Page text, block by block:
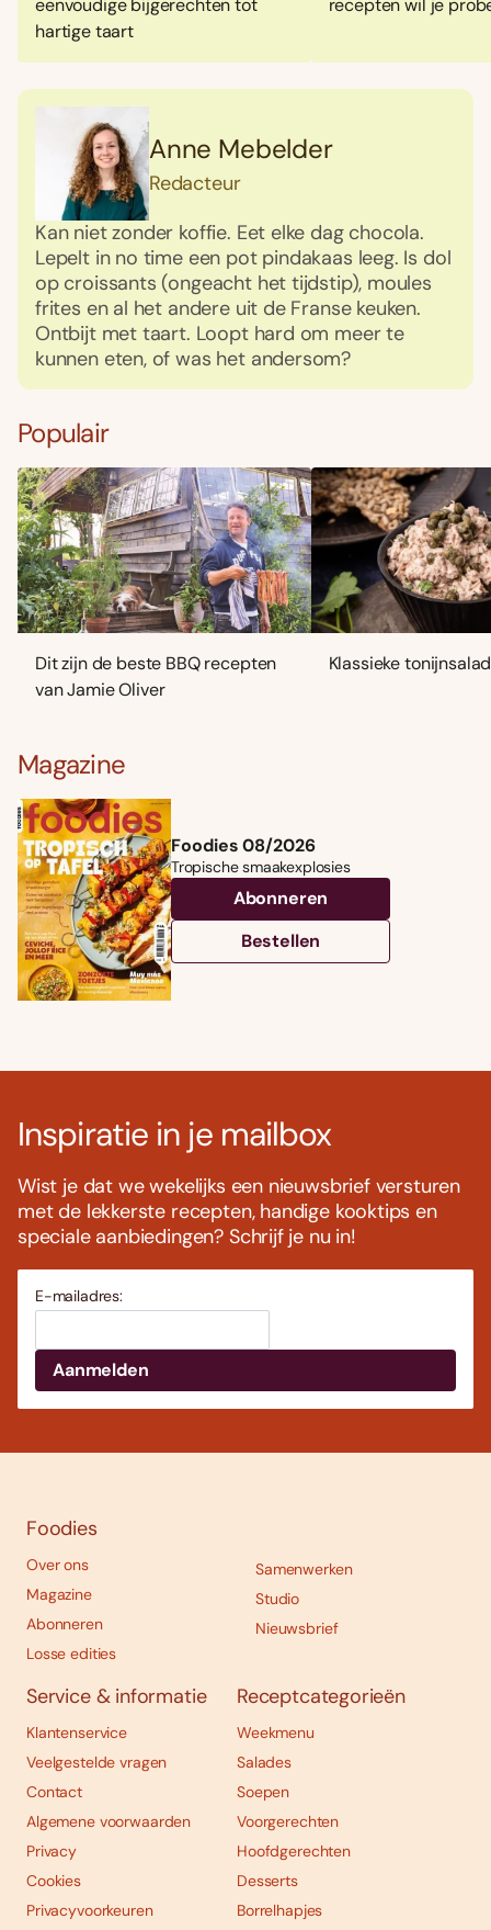
eenvoudige bijgerechten tot
hartige taart
recepten wil je
Anne Mebelder
Redacteur
Kan niet zonder koffie. Eet elke dag chocola.
Lepelt in no time een pot pindakaas leeg. Is dol
op croissants (ongeacht het tijdstip), moules
frites en al het andere uit de Franse keuken.
Ontbijt met taart. Loopt hard om meer te
kunnen eten, of was het andersom?
Populair
Dit zijn de beste BBQ recepten
van Jamie Oliver
Klassieke
Magazine
Foodies 08/2026
Tropische smaakexplosies
Abonneren
Bestellen
Inspiratie in je mailbox
Wist je dat we wekelijks een nieuwsbrief versturen
met de lekkerste recepten, handige kooktips en
speciale aanbiedingen? Schrijf je nu in!
E-mailadres:
Foodies
Over ons
Magazine
Abonneren
Losse edities
Samenwerken
Studio
Nieuwsbrief
Service & informatie
Klantenservice
Veelgestelde vragen
Contact
Algemene voorwaarden
Privacy
Cookies
Privacyvoorkeuren
Receptcategorieën
Weekmenu
Salades
Soepen
Voorgerechten
Hoofdgerechten
Desserts
Borrelhapjes